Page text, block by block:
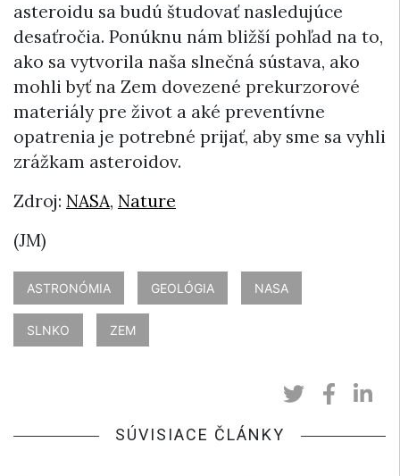
asteroidu sa budú študovať nasledujúce
desaťročia. Ponúknu nám bližší pohľad na to,
ako sa vytvorila naša slnečná sústava, ako
mohli byť na Zem dovezené prekurzorové
materiály pre život a aké preventívne
opatrenia je potrebné prijať, aby sme sa vyhli
zrážkam asteroidov.
Zdroj: NASA, Nature
(JM)
ASTRONÓMIA GEOLÓGIA NASA
SLNKO ZEM
SÚVISIACE ČLÁNKY